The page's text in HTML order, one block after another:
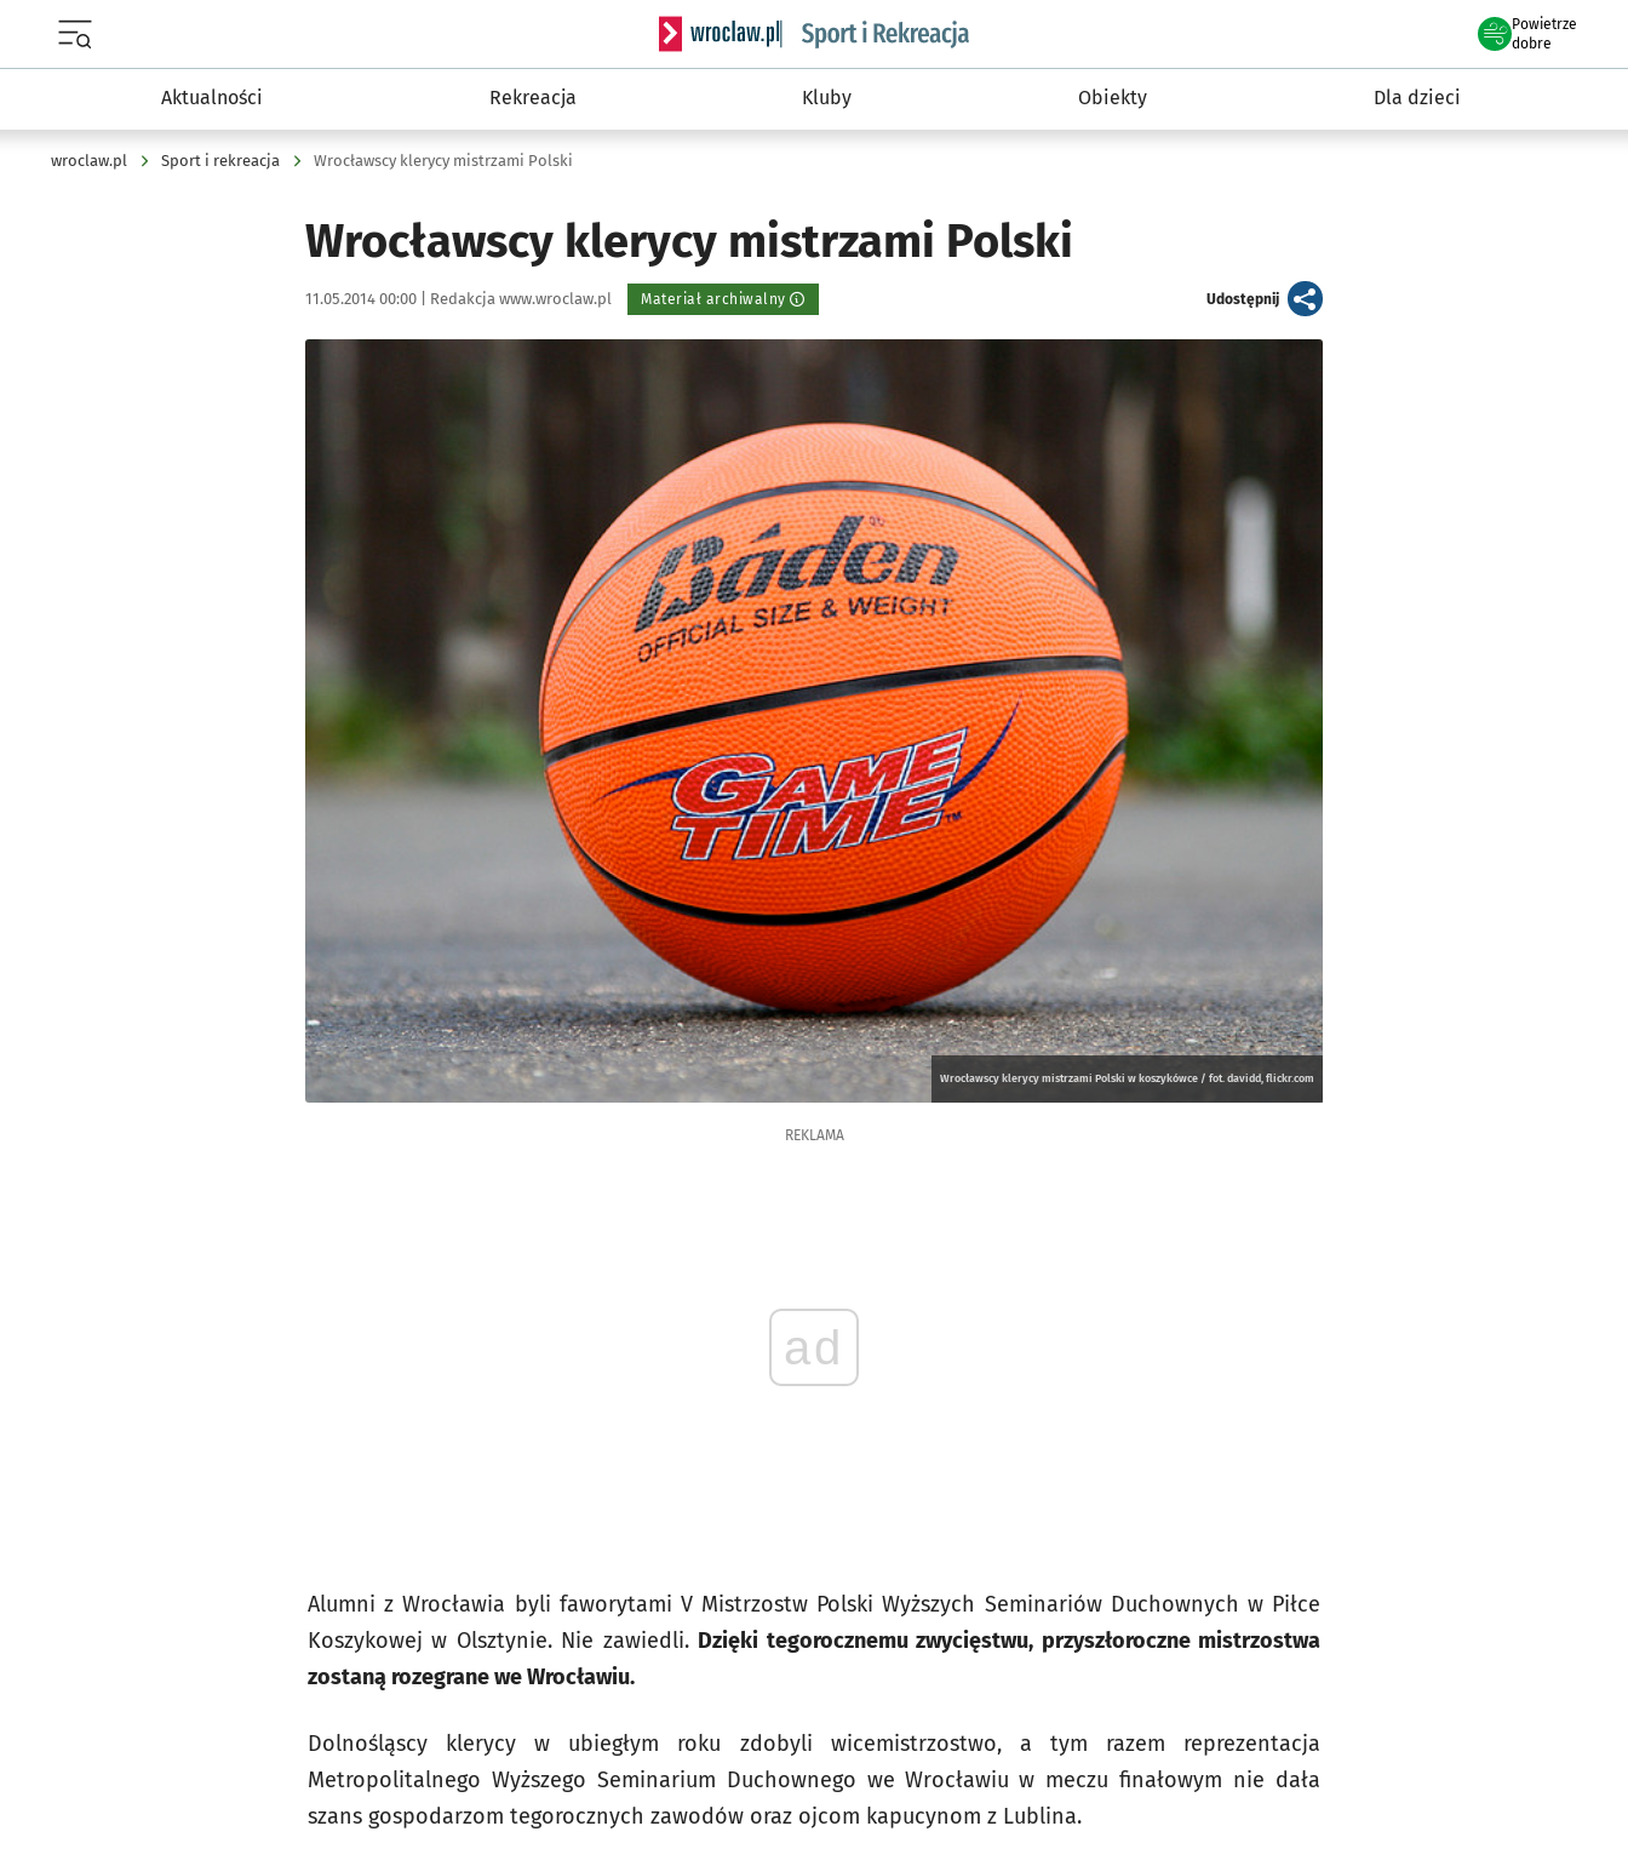
Serwis informacyjny wroclaw.pl podserwis: Sport i rekreacja
Powietrze
we Wrocławiu
dobre
Aktualności Rekreacja Kluby Obiekty Dla dzieci
wroclaw.pl Sport i rekreacja Wrocławscy klerycy mistrzami Polski
Wrocławscy klerycy mistrzami Polski
Data publikacji:
11.05.2014 00:00 | Autor:
Redakcja www.wroclaw.pl Materiał archiwalny Udostępnijartykuł
Wrocławscy klerycy mistrzami Polski w koszykówce / fot. davidd, flickr.com
REKLAMA
ad
Alumni z Wrocławia byli faworytami V Mistrzostw Polski Wyższych Seminariów Duchownych w Piłce
Koszykowej w Olsztynie. Nie zawiedli. Dzięki tegorocznemu zwycięstwu, przyszłoroczne mistrzostwa
zostaną rozegrane we Wrocławiu.
Dolnośląscy klerycy w ubiegłym roku zdobyli wicemistrzostwo, a tym razem reprezentacja
Metropolitalnego Wyższego Seminarium Duchownego we Wrocławiu w meczu finałowym nie dała
szans gospodarzom tegorocznych zawodów oraz ojcom kapucynom z Lublina.